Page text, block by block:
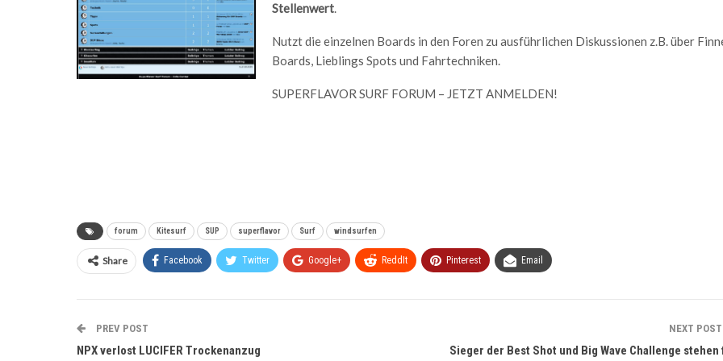
Stellenwert.
Nutzt die einzelnen Boards in den Foren zu ausführlichen Diskussionen z.B. über
Boards, Lieblings Spots und Fahrtechniken.
SUPERFLAVOR SURF FORUM – JETZT ANMELDEN!
forum Kitesurf SUP superflavor Surf windsurfen
Share Facebook Twitter Google+ ReddIt Pinterest Email
PREV POST
NPX verlost LUCIFER Trockenanzug
NEXT POST
Sieger der Best Shot und Big Wave Challenge stehen